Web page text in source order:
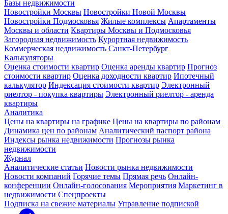
Базы недвижимости
Новостройки Москвы Новостройки Новой Москвы
Новостройки Подмосковья Жилые комплексы Апартаменты
Москвы и области Квартиры Москвы и Подмосковья
Загородная недвижимость Курортная недвижимость
Коммерческая недвижимость Санкт-Петербург
Калькуляторы
Оценка стоимости квартир Оценка аренды квартир Прогноз
стоимости квартир Оценка доходности квартир Ипотечный
калькулятор Индексация стоимости квартир Электронный
риелтор - покупка квартиры Электронный риелтор - аренда
квартиры
Аналитика
Цены на квартиры на графике Цены на квартиры по районам
Динамика цен по районам Аналитический паспорт района
Индексы рынка недвижимости Прогнозы рынка
недвижимости
Журнал
Аналитические статьи Новости рынка недвижимости
Новости компаний Горячие темы Прямая речь Онлайн-
конференции Онлайн-голосования Мероприятия Маркетинг в
недвижимости Спецпроекты
Подписка на свежие материалы Управление подпиской